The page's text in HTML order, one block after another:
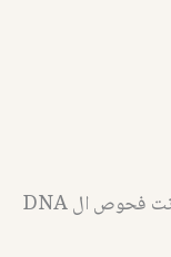
والآثار توفر للتاريخ المصدر المادي للمعلومة الذي لا يقبل الشك … فكيف اذا كانت فحوص ال DNA